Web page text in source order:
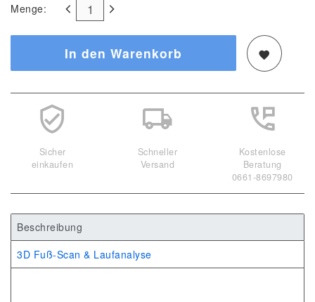
Menge:
In den Warenkorb
Sicher
einkaufen
Schneller
Versand
Kostenlose
Beratung
0661-8697980
Beschreibung
3D Fuß-Scan & Laufanalyse